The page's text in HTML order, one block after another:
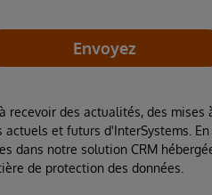
Envoyez
recevoir des actualités, des
et futurs d'InterSystems.
dans notre solution CRM
de protection des données.